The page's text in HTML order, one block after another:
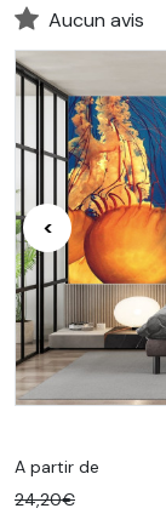
Aucun avis
<
A partir de
24,20€